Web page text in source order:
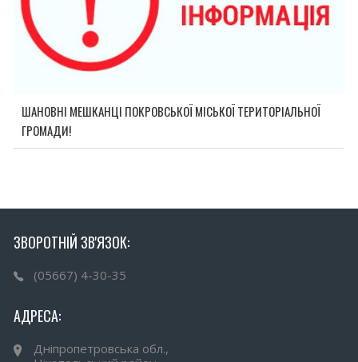
ШАНОВНІ МЕШКАНЦІ ПОКРОВСЬКОЇ МІСЬКОЇ ТЕРИТОРІАЛЬНОЇ
ГРОМАДИ!
ЗВОРОТНІЙ ЗВ'ЯЗОК:
(05667) 4-30-35
АДРЕСА:
Дніпропетровська обл.,